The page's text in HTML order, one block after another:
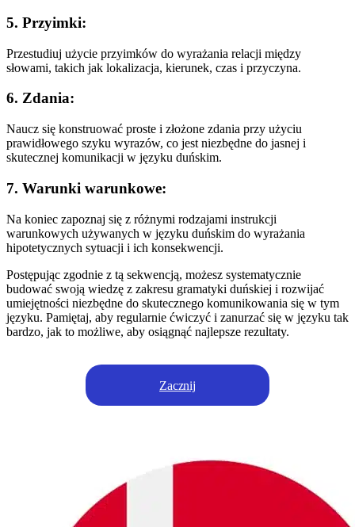
5. Przyimki:
Przestudiuj użycie przyimków do wyrażania relacji między
słowami, takich jak lokalizacja, kierunek, czas i przyczyna.
6. Zdania:
Naucz się konstruować proste i złożone zdania przy użyciu
prawidłowego szyku wyrazów, co jest niezbędne do jasnej i
skutecznej komunikacji w języku duńskim.
7. Warunki warunkowe:
Na koniec zapoznaj się z różnymi rodzajami instrukcji
warunkowych używanych w języku duńskim do wyrażania
hipotetycznych sytuacji i ich konsekwencji.
Postępując zgodnie z tą sekwencją, możesz systematycznie
budować swoją wiedzę z zakresu gramatyki duńskiej i rozwijać
umiejętności niezbędne do skutecznego komunikowania się w tym
języku. Pamiętaj, aby regularnie ćwiczyć i zanurzać się w języku tak
bardzo, jak to możliwe, aby osiągnąć najlepsze rezultaty.
Zacznij